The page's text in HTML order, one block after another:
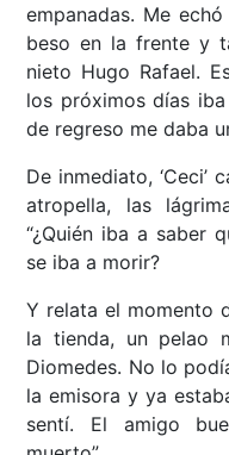
empanadas. Me
beso en la frente y
nieto Hugo Rafael.
los próximos días
de regreso me daba
De inmediato, ‘Ceci’
atropella, las
“¿Quién iba a saber
se iba a morir?
Y relata el momento
la tienda, un pelao
Diomedes. No lo
la emisora y ya
sentí. El amigo